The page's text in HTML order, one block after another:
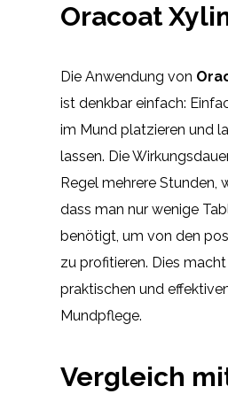
Oracoat
Die Anwendung von
ist denkbar einfach:
im Mund platzieren und
lassen. Die
Regel mehrere Stunden,
dass man nur wenige
benötigt, um von den
zu profitieren. Dies
praktischen und
Mundpflege.
Vergleich